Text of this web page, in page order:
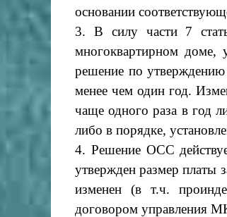
основании
3. В силу части 7
многоквартирном доме,
решение по
менее чем один год. И
чаще одного раза в год
либо в порядке,
4. Решение ОСС
утвержден размер платы
изменен (в т.ч.
договором управления